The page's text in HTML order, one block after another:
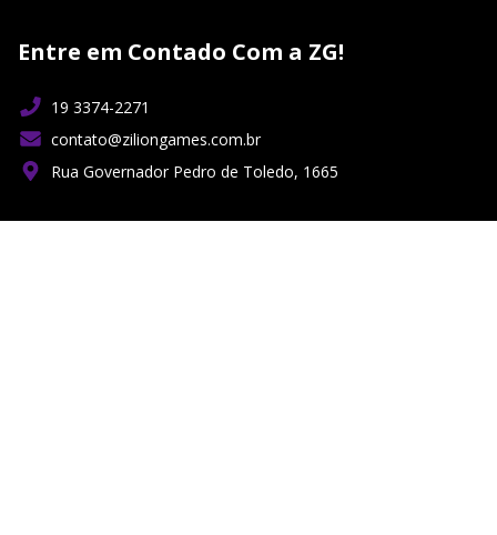
Entre em Contado Com a ZG!
19 3374-2271
contato@ziliongames.com.br
Rua Governador Pedro de Toledo, 1665